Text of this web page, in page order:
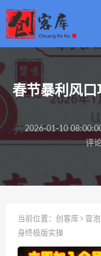
春节暴利风
2026-01-10
评
当前位置： 创客库 冒
身终极版实操